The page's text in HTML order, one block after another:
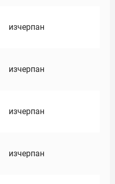
изчерпан
изчерпан
изчерпан
изчерпан